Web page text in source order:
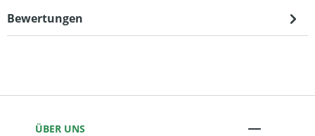
Bewertungen
ÜBER UNS